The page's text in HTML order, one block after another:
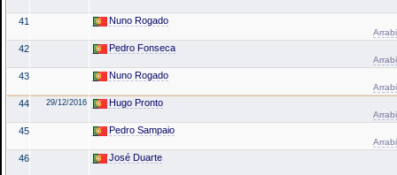
41 Nuno Rogado
42 Pedro Fonseca
43 Nuno Rogado
44 29/12/2016 Hugo Pronto
45 Pedro Sampaio
46 José Duarte